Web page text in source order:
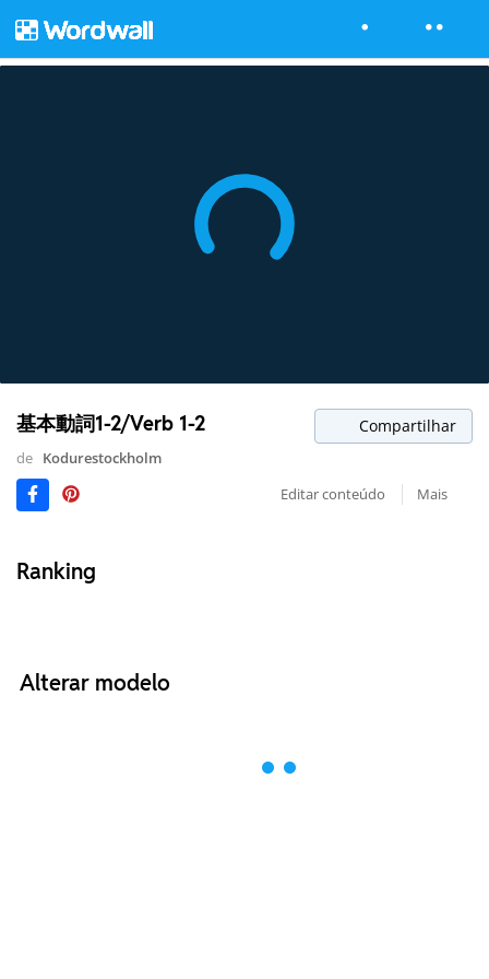
基本動詞1-2/Verb 1-2 Compartilhar
de Kodurestockholm
Editar conteúdo
Mais
Ranking
Alterar modelo